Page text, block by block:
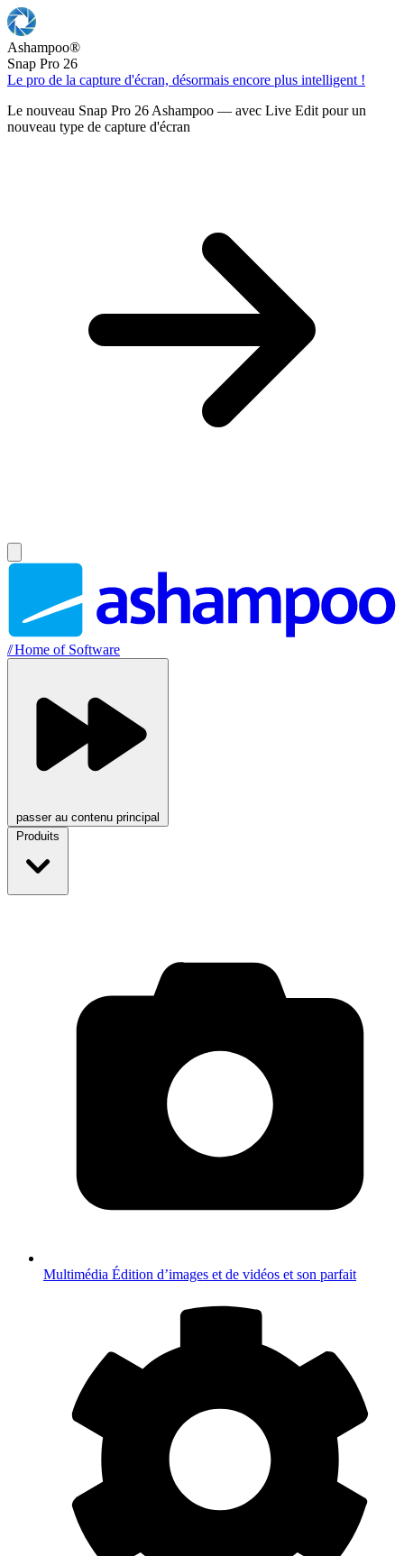
Ashampoo®
Snap Pro 26
Le pro de la capture d'écran, désormais encore plus intelligent !
Le nouveau Snap Pro 26 Ashampoo — avec Live Edit pour un
nouveau type de capture d'écran
//Home of Software
passer au contenu principal
Produits
Multimédia Édition d’images et de vidéos et son parfait